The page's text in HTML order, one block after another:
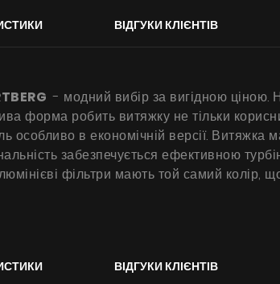
ВІДГУКИ КЛІЄНТІВ
- модний вибір за вигідною ціною.
форма робить витяжку не тільки
особливо в економічній версії.
забезпечується ефективною
фільтри мають той самий колір,
ВІДГУКИ КЛІЄНТІВ